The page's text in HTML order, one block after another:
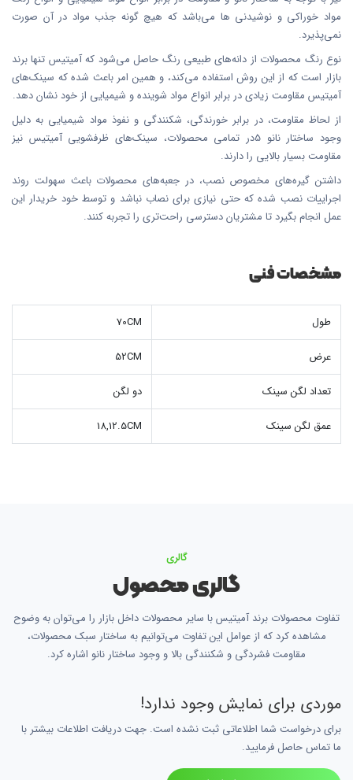
مواد خوراکی و نوشیدنی ها می‌باشد که هیچ گونه جذب مواد در آن صورت
نمی‌پذیرد.
نوع رنگ محصولات از دانه‌های طبیعی رنگ حاصل می‌شود که آمیتیس تنها برند
بازار است که از این روش استفاده می‌کند، و همین امر باعث شده که سینک‌های
آمیتیس مقاومت زیادی در برابر انواع مواد شوینده و شیمیایی از خود نشان دهد.
از لحاظ مقاومت، در برابر خورندگی، شکنندگی و نفوذ مواد شیمیایی به دلیل
وجود ساختار نانو 5در تمامی محصولات، سینک‌های ظرفشویی آمیتیس نیز
مقاومت بسیار بالایی را دارند.
داشتن گیره‌های مخصوص نصب، در جعبه‌های محصولات باعث سهولت روند
اجراییات نصب شده که حتی نیازی برای نصاب نباشد و توسط خود خریدار این
عمل انجام بگیرد تا مشتریان دسترسی راحت‌تری را تجربه کنند.
مشخصات فنی
طول 70CM
عرض 52CM
تعداد لگن سینک دو لگن
عمق لگن سینک 18,12.5CM
گالری
گالری محصول
تفاوت محصولات برند آمیتیس با سایر محصولات داخل بازار را می‌توان به وضوح
مشاهده کرد که از عوامل این تفاوت می‌توانیم به ساختار سبک محصولات،
مقاومت فشردگی و شکنندگی بالا و وجود ساختار نانو اشاره کرد.
موردی برای نمایش وجود ندارد!
برای درخواست شما اطلاعاتی ثبت نشده است. جهت دریافت اطلاعات بیشتر با
ما تماس حاصل فرمایید.